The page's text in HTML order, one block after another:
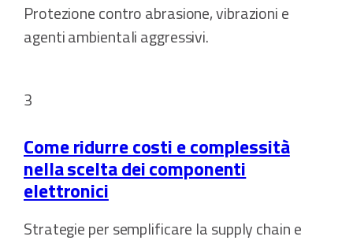
Protezione contro abrasione, vibrazioni e
agenti ambientali aggressivi.
3
Come ridurre costi e complessità
nella scelta dei componenti
elettronici
Strategie per semplificare la supply chain e